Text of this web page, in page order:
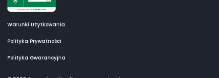
Warunki Użytkowania
Polityka Prywatności
Polityka Gwarancyjna